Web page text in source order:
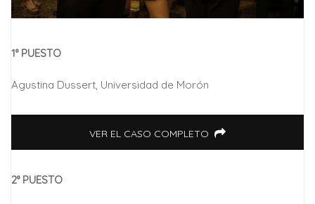
1° PUESTO
Agustina Dussert, Universidad de Morón
VER EL CASO COMPLETO
2° PUESTO